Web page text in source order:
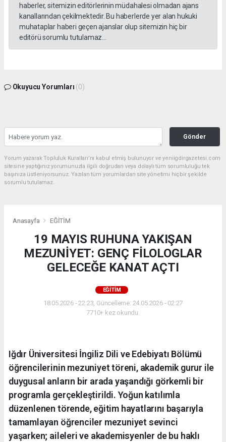
haberler, sitemizin editörlerinin müdahalesi olmadan ajans
kanallarından çekilmektedir. Bu haberlerde yer alan hukuki
muhataplar haberi geçen ajanslar olup sitemizin hiç bir
editörü sorumlu tutulamaz...
Okuyucu Yorumları (0)
Gönder
Yorum yazarak Topluluk Kuralları’nı kabul etmiş bulunuyor ve yeniigdirgazetesi.com
sitesine yaptığınız yorumunuzla ilgili doğrudan veya dolaylı tüm sorumluluğu tek
başınıza üstleniyorsunuz. Yazılan tüm yorumlardan site yönetimi hiçbir şekilde
sorumlu tutulamaz.
Anasayfa EĞİTİM
19 MAYIS RUHUNA YAKIŞAN
MEZUNİYET: GENÇ FİLOLOGLAR
GELECEĞE KANAT AÇTI
EĞİTİM
18.05.2026 - 22:23, Güncelleme: 24.05.2026 - 02:27
7710+ kez okundu.
Iğdır Üniversitesi İngiliz Dili ve Edebiyatı Bölümü
öğrencilerinin mezuniyet töreni, akademik gurur ile
duygusal anların bir arada yaşandığı görkemli bir
programla gerçekleştirildi. Yoğun katılımla
düzenlenen törende, eğitim hayatlarını başarıyla
tamamlayan öğrenciler mezuniyet sevinci
yaşarken; aileleri ve akademisyenler de bu haklı